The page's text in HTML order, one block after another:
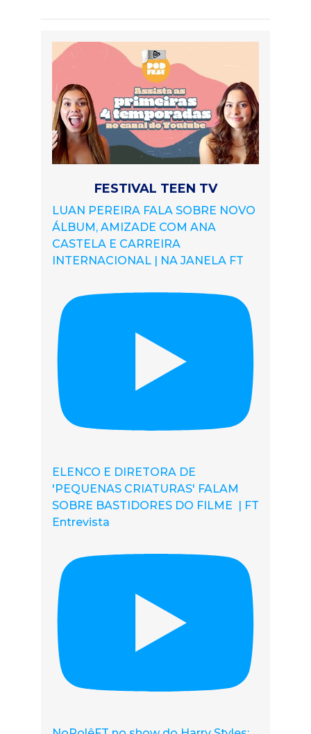
FESTIVAL TEEN TV
LUAN PEREIRA FALA SOBRE NOVO
ÁLBUM, AMIZADE COM ANA
CASTELA E CARREIRA
INTERNACIONAL | NA JANELA FT
ELENCO E DIRETORA DE
'PEQUENAS CRIATURAS' FALAM
SOBRE BASTIDORES DO FILME | FT
Entrevista